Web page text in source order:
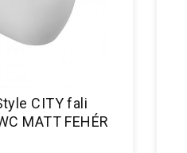
CITY fali
MATT FEHÉR